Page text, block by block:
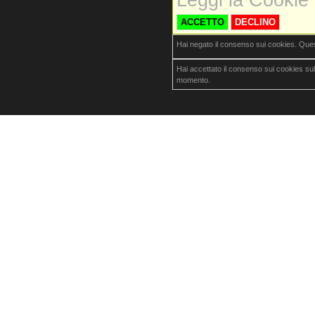
ACCETTO DECLINO
Hai negato il consenso sui cookies.
Hai accettato il consenso sui cookies
momento.